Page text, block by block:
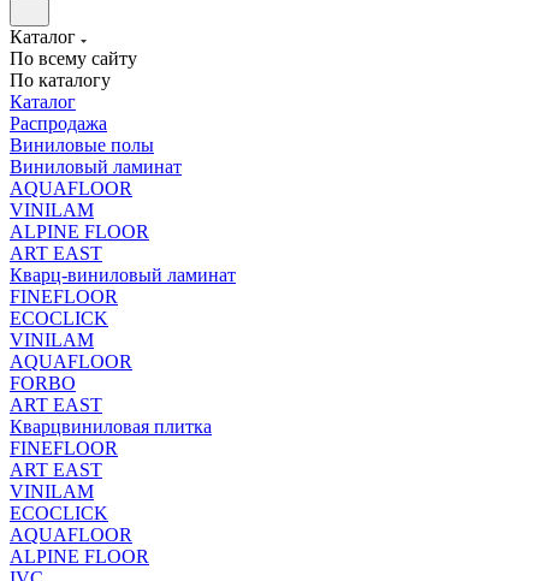
Каталог
По всему сайту
По каталогу
Каталог
Распродажа
Виниловые полы
Виниловый ламинат
AQUAFLOOR
VINILAM
ALPINE FLOOR
ART EAST
Кварц-виниловый ламинат
FINEFLOOR
ECOCLICK
VINILAM
AQUAFLOOR
FORBO
ART EAST
Кварцвиниловая плитка
FINEFLOOR
ART EAST
VINILAM
ECOCLICK
AQUAFLOOR
ALPINE FLOOR